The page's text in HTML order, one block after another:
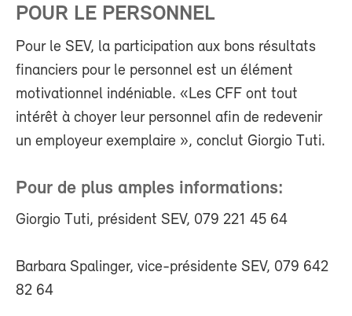
POUR LE PERSONNEL
Pour le SEV, la participation aux bons résultats
financiers pour le personnel est un élément
motivationnel indéniable. «Les CFF ont tout
intérêt à choyer leur personnel afin de redevenir
un employeur exemplaire », conclut Giorgio Tuti.
Pour de plus amples informations:
Giorgio Tuti, président SEV, 079 221 45 64
Barbara Spalinger, vice-présidente SEV, 079 642
82 64